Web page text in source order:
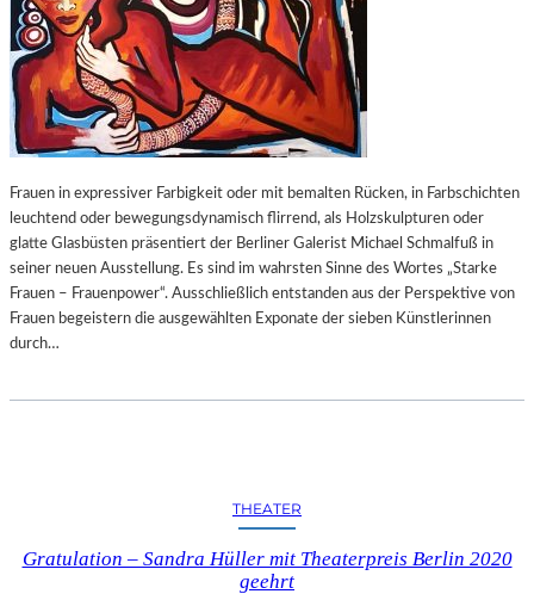
Frauen in expressiver Farbigkeit oder mit bemalten Rücken, in Farbschichten
leuchtend oder bewegungsdynamisch flirrend, als Holzskulpturen oder
glatte Glasbüsten präsentiert der Berliner Galerist Michael Schmalfuß in
seiner neuen Ausstellung. Es sind im wahrsten Sinne des Wortes „Starke
Frauen – Frauenpower“. Ausschließlich entstanden aus der Perspektive von
Frauen begeistern die ausgewählten Exponate der sieben Künstlerinnen
durch…
THEATER
Gratulation – Sandra Hüller mit Theaterpreis Berlin 2020
geehrt